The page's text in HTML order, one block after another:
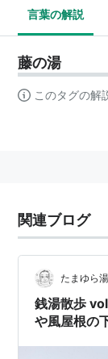
言葉の解説
藤の湯
このタグの解
関連ブログ
たまゆら
銭湯散歩
や風屋根の